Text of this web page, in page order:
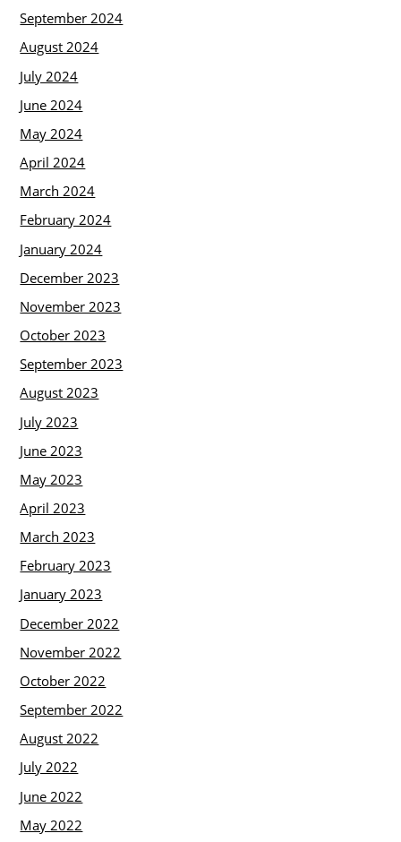
September 2024
August 2024
July 2024
June 2024
May 2024
April 2024
March 2024
February 2024
January 2024
December 2023
November 2023
October 2023
September 2023
August 2023
July 2023
June 2023
May 2023
April 2023
March 2023
February 2023
January 2023
December 2022
November 2022
October 2022
September 2022
August 2022
July 2022
June 2022
May 2022